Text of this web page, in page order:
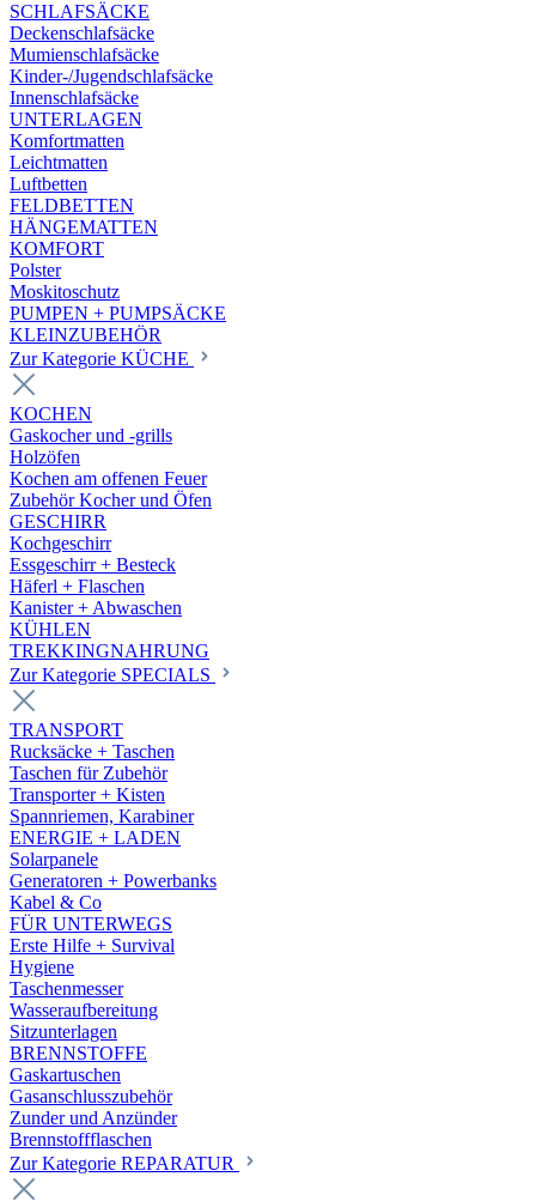
SCHLAFSÄCKE
Deckenschlafsäcke
Mumienschlafsäcke
Kinder-/Jugendschlafsäcke
Innenschlafsäcke
UNTERLAGEN
Komfortmatten
Leichtmatten
Luftbetten
FELDBETTEN
HÄNGEMATTEN
KOMFORT
Polster
Moskitoschutz
PUMPEN + PUMPSÄCKE
KLEINZUBEHÖR
Zur Kategorie KÜCHE
KOCHEN
Gaskocher und -grills
Holzöfen
Kochen am offenen Feuer
Zubehör Kocher und Öfen
GESCHIRR
Kochgeschirr
Essgeschirr + Besteck
Häferl + Flaschen
Kanister + Abwaschen
KÜHLEN
TREKKINGNAHRUNG
Zur Kategorie SPECIALS
TRANSPORT
Rucksäcke + Taschen
Taschen für Zubehör
Transporter + Kisten
Spannriemen, Karabiner
ENERGIE + LADEN
Solarpanele
Generatoren + Powerbanks
Kabel & Co
FÜR UNTERWEGS
Erste Hilfe + Survival
Hygiene
Taschenmesser
Wasseraufbereitung
Sitzunterlagen
BRENNSTOFFE
Gaskartuschen
Gasanschlusszubehör
Zunder und Anzünder
Brennstoffflaschen
Zur Kategorie REPARATUR